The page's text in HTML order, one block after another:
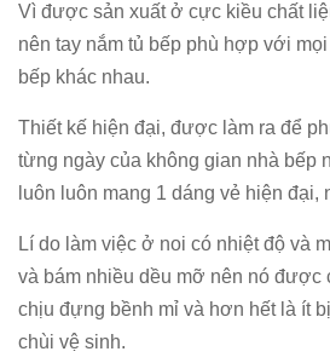
Vì được sản xuất ở cực kiều chất
nên tay nắm tủ bếp phù hợp với
bếp khác nhau.
Thiết kế hiện đại, được làm ra để
từng ngày của không gian nhà bếp
luôn luôn mang 1 dáng vẻ hiện đại,
Lí do làm việc ở noi có nhiệt độ và
và bám nhiều dều mỡ nên nó được
chịu đựng bềnh mỉ và hơn hết là ít
chùi vệ sinh.